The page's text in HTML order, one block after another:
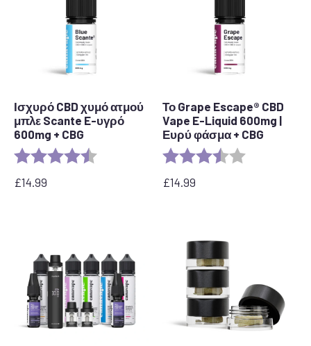
Ισχυρό CBD χυμό ατμού
μπλε Scante E-υγρό
600mg + CBG
Αξιολόγηση: 4.3 out of 5 stars
£14.99
Το Grape Escape® CBD
Vape E-Liquid 600mg |
Ευρύ φάσμα + CBG
Αξιολόγηση:
£14.99